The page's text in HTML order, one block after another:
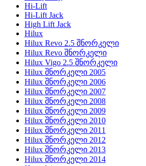
Hi-Lift
Hi-Lift Jack
High Lift Jack
Hilux
Hilux Revo 2.5 შნორკელი
Hilux Revo შნორკელი
Hilux Vigo 2.5 შნორკელი
Hilux შნორკელი 2005
Hilux შნორკელი 2006
Hilux შნორკელი 2007
Hilux შნორკელი 2008
Hilux შნორკელი 2009
Hilux შნორკელი 2010
Hilux შნორკელი 2011
Hilux შნორკელი 2012
Hilux შნორკელი 2013
Hilux შნორკელი 2014